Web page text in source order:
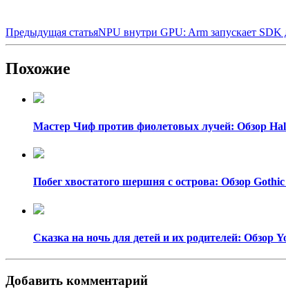
Предыдущая статьяNPU внутри GPU: Arm запускает
Похожие
Мастер Чиф против фиолетовых лучей: Обзор
Побег хвостатого шершня с острова: Обзор
Сказка на ночь для детей и их родителей: Обзор
Добавить комментарий